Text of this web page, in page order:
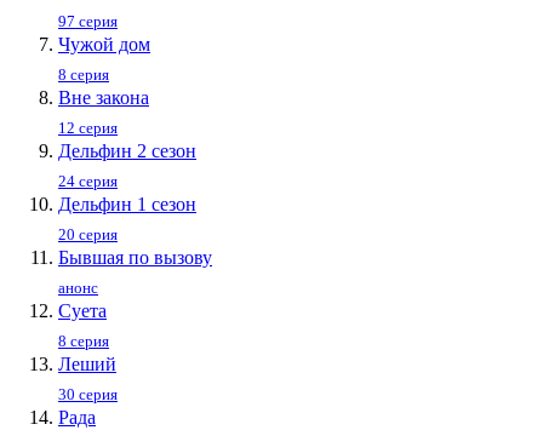
97 серия
Чужой дом
8 серия
Вне закона
12 серия
Дельфин 2 сезон
24 серия
Дельфин 1 сезон
20 серия
Бывшая по вызову
анонс
Суета
8 серия
Леший
30 серия
Рада